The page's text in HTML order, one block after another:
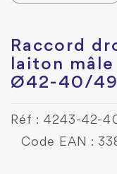
Raccord
laiton
Ø42-40/
Réf : 4243-42-
Code EAN :